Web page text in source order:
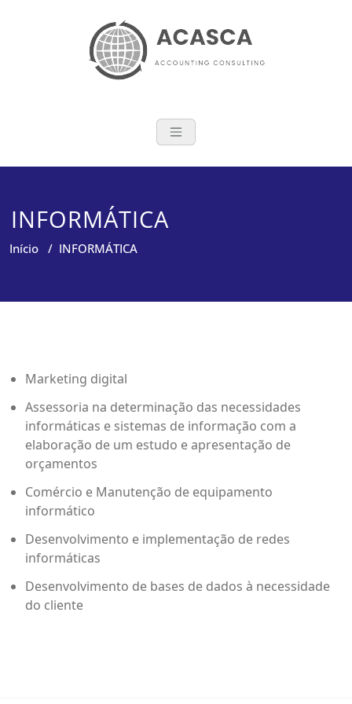
ACASCA Lda
INFORMÁTICA
Início / INFORMÁTICA
Marketing digital
Assessoria na determinação das necessidades
informáticas e sistemas de informação com a
elaboração de um estudo e apresentação de
orçamentos
Comércio e Manutenção de equipamento
informático
Desenvolvimento e implementação de redes
informáticas
Desenvolvimento de bases de dados à necessidade
do cliente